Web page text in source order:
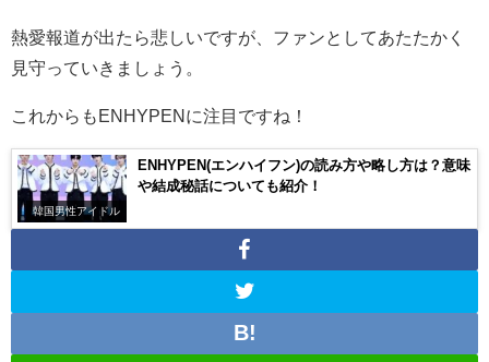
熱愛報道が出たら悲しいですが、ファンとしてあたたかく
見守っていきましょう。
これからもENHYPENに注目ですね！
韓国男性アイドル
ENHYPEN(エンハイフン)の読み方や略し方は？意味
や結成秘話についても紹介！